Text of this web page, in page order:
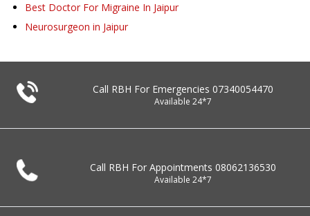
Best Doctor For Migraine In Jaipur
Neurosurgeon in Jaipur
Call RBH For Emergencies 07340054470
Available 24*7
Call RBH For Appointments 08062136530
Available 24*7